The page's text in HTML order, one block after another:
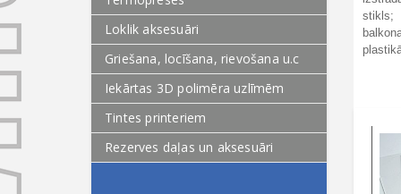
Loklik aksesuāri
Griešana, locīšana, rievošana u.c
Iekārtas 3D polimēra uzlīmēm
Tintes printeriem
Rezerves daļas un aksesuāri
stikls;